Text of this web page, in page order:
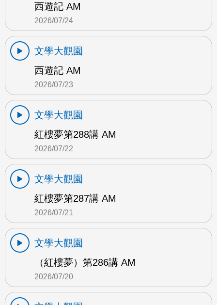
西遊記 AM
2026/07/24
文學大觀園
西遊記 AM
2026/07/23
文學大觀園
紅樓夢第288講 AM
2026/07/22
文學大觀園
紅樓夢第287講 AM
2026/07/21
文學大觀園
（紅樓夢）第286講 AM
2026/07/20